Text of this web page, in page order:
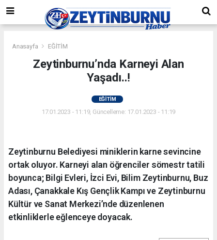
Anasayfa EĞİTİM
Zeytinburnu’nda Karneyi Alan
Yaşadı..!
EĞİTİM
17.01.2023 - 11:19, Güncelleme: 17.01.2023 - 11:19
Zeytinburnu Belediyesi miniklerin karne sevincine
ortak oluyor. Karneyi alan öğrenciler sömestr tatili
boyunca; Bilgi Evleri, İzci Evi, Bilim Zeytinburnu, Buz
Adası, Çanakkale Kış Gençlik Kampı ve Zeytinburnu
Kültür ve Sanat Merkezi’nde düzenlenen
etkinliklerle eğlenceye doyacak.